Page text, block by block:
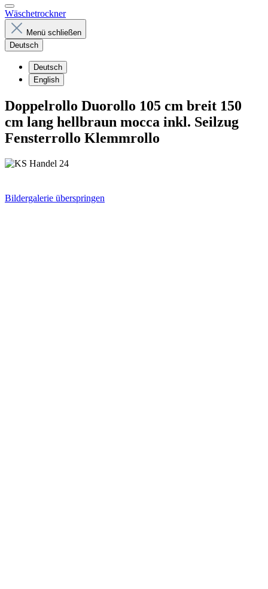
Wäschetrockner
Menü schließen
Deutsch
Deutsch
English
Doppelrollo Duorollo 105 cm breit 150
cm lang hellbraun mocca inkl. Seilzug
Fensterrollo Klemmrollo
Bildergalerie überspringen